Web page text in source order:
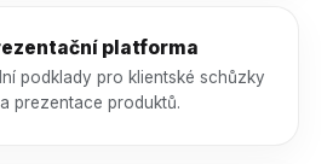
platforma
podklady pro klientské schůzky
a prezentace produktů.